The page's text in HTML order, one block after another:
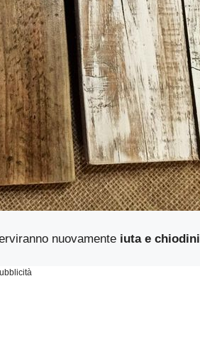
nuovamente iuta e chiodini